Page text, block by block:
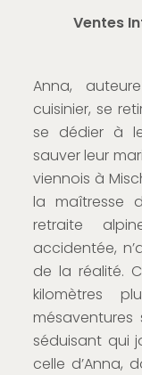
Ventes
Anna,
cuisinier, se
se dédier à
sauver leur
viennois à
la maîtresse
retraite
accidentée,
de la réalité.
kilomètres
mésaventures
séduisant qui
celle d’Anna,